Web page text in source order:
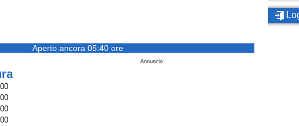
Aperto ancora 05:40 ore
Annuncio